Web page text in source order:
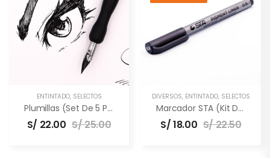
ENTINTADO, SELECTOS
Plumillas (Set De 5 Puntas)
S/ 22.00 S/25.00
DIVERSOS, ENTINTADO, SELECTOS
Marcador STA (Kit De 3 Unidades)
S/18.00 S/22.50